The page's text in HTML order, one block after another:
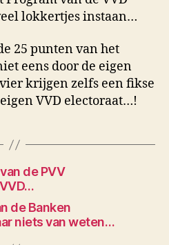
lokkertjes instaan…
25 punten van het
eens door de eigen
krijgen zelfs een fikse
VVD electoraat…!
de PVV
de Banken
niets van weten…